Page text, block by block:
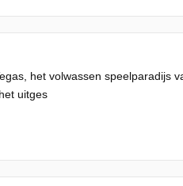
het volwassen speelparadijs
uitges